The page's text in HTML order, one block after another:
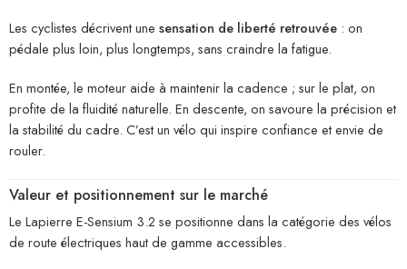
Les cyclistes décrivent une sensation de liberté retrouvée : on
pédale plus loin, plus longtemps, sans craindre la fatigue.
En montée, le moteur aide à maintenir la cadence ; sur le plat, on
profite de la fluidité naturelle. En descente, on savoure la précision et
la stabilité du cadre. C’est un vélo qui inspire confiance et envie de
rouler.
Valeur et positionnement sur le marché
Le Lapierre E-Sensium 3.2 se positionne dans la catégorie des vélos
de route électriques haut de gamme accessibles.